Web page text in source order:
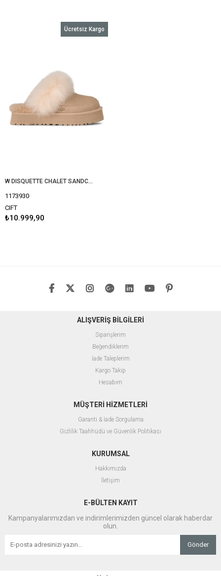
W DISQUETTE CHALET SANDCASTLE 1173930
1173930
CIFT
₺10.999,90
Ücretsiz Kargo
ALIŞVERİŞ BİLGİLERİ
Siparişlerim
Beğendiklerim
İade Taleplerim
Kargo Takip
Hesabım
MÜŞTERİ HİZMETLERİ
Garanti & İade Sorgulama
Gizlilik Taahhüdü ve Güvenlik Politikası
KURUMSAL
Hakkımızda
İletişim
E-BÜLTEN KAYIT
Kampanyalarımızdan ve indirimlerimizden güncel olarak haberdar
olun.
Gönder